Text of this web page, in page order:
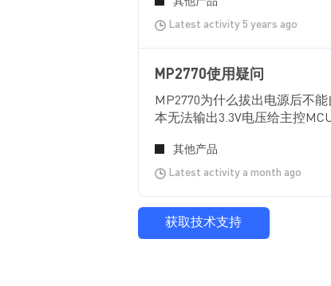
Latest activity 5 years ago
MP2770使用疑问
MP2770为什么拔出电源后不
本无法输出3.3V电压给主控
其他产品
Latest activity a month ago
获取技术支持